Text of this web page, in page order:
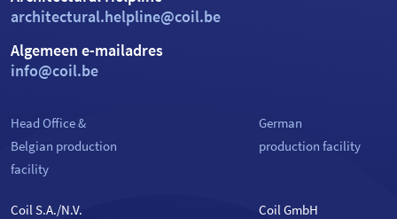
architectural.helpline@coil.be
Algemeen e-mailadres
info@coil.be
Head Office &
Belgian production
facility
Coil S.A./N.V.
German
production facility
Coil GmbH